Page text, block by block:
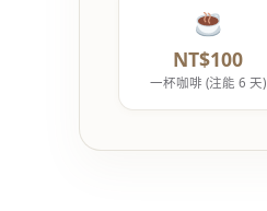
NT$100
一杯咖啡 (注能 6 天)